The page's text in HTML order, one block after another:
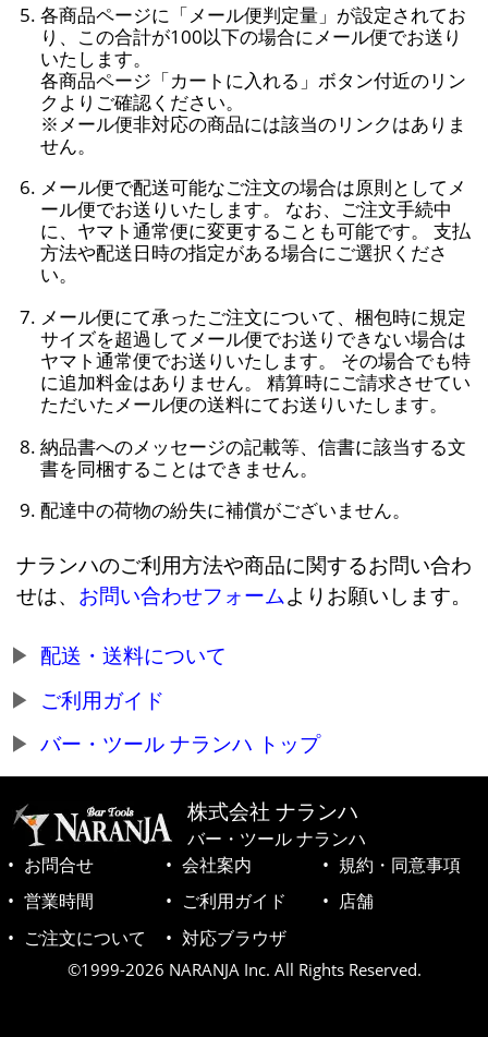
各商品ページに「メール便判定量」が設定されてお
り、この合計が100以下の場合にメール便でお送り
いたします。
各商品ページ「カートに入れる」ボタン付近のリン
クよりご確認ください。
※メール便非対応の商品には該当のリンクはありま
せん。
メール便で配送可能なご注文の場合は原則としてメ
ール便でお送りいたします。 なお、ご注文手続中
に、ヤマト通常便に変更することも可能です。 支払
方法や配送日時の指定がある場合にご選択くださ
い。
メール便にて承ったご注文について、梱包時に規定
サイズを超過してメール便でお送りできない場合は
ヤマト通常便でお送りいたします。 その場合でも特
に追加料金はありません。 精算時にご請求させてい
ただいたメール便の送料にてお送りいたします。
納品書へのメッセージの記載等、信書に該当する文
書を同梱することはできません。
配達中の荷物の紛失に補償がございません。
ナランハのご利用方法や商品に関するお問い合わ
せは、 お問い合わせフォームよりお願いします。
配送・送料について
ご利用ガイド
バー・ツール ナランハ トップ
株式会社 ナランハ
バー・ツール ナランハ
お問合せ
会社案内
規約・同意事項
営業時間
ご利用ガイド
店舗
ご注文について
対応ブラウザ
©1999-2026 NARANJA Inc. All Rights Reserved.